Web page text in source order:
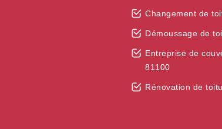
Changement de
Démoussage de
Entreprise de
81100
Rénovation de